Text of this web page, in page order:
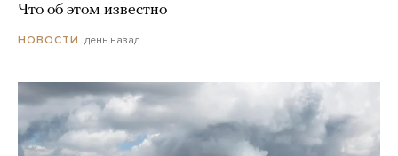
Что об этом известно
НОВОСТИ день назад